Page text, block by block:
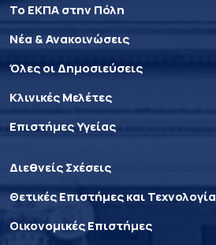
Το ΕΚΠΑ στην Πόλη
Νέα & Ανακοινώσεις
Όλες οι Δημοσιεύσεις
Κλινικές Μελέτες
Επιστήμες Υγείας
Διεθνείς Σχέσεις
Θετικές Επιστήμες και Τεχνολογία
Οικονομικές Επιστήμες